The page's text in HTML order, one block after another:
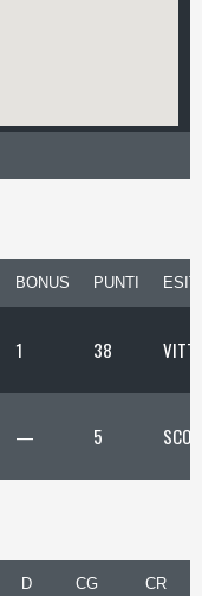
BONUS PUNTI
1 38
— 5
D CG CR